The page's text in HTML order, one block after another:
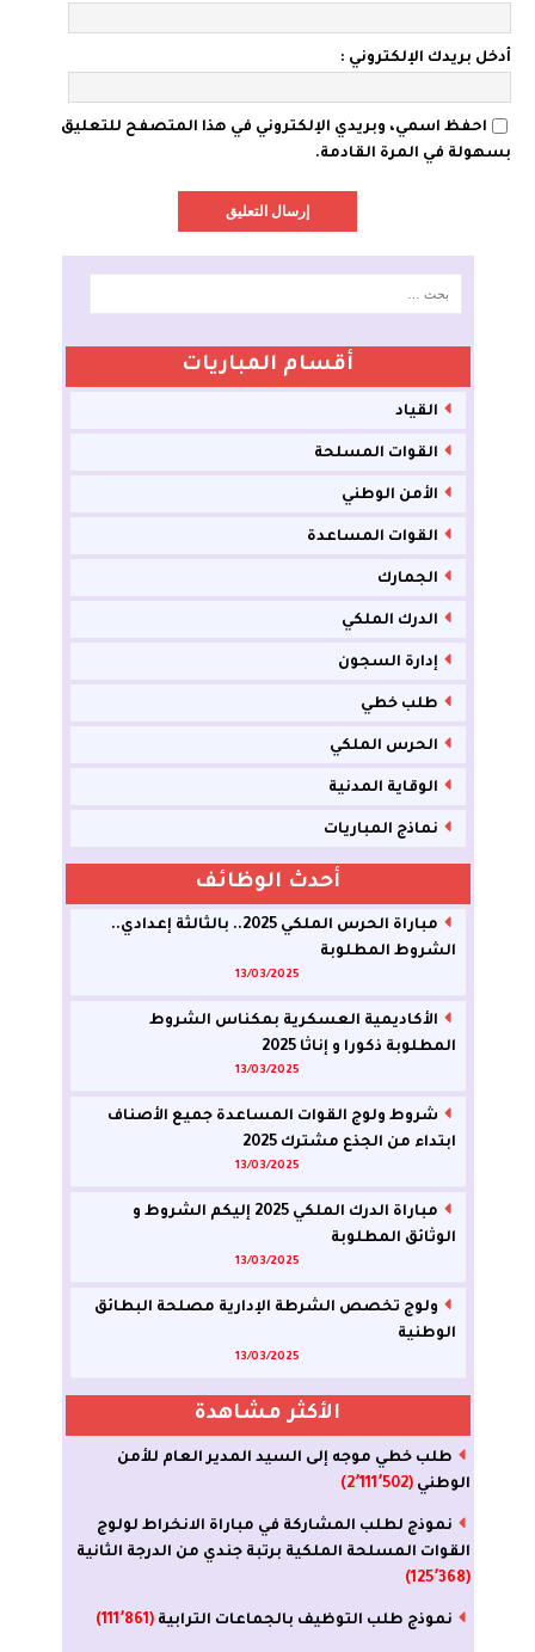
أدخل بريدك الإلكتروني :
احفظ اسمي، وبريدي الإلكتروني في هذا المتصفح للتعليق
بسهولة في المرة القادمة.
أقسام المباريات
القياد
القوات المسلحة
الأمن الوطني
القوات المساعدة
الجمارك
الدرك الملكي
إدارة السجون
طلب خطي
الحرس الملكي
الوقاية المدنية
نماذج المباريات
أحدث الوظائف
مباراة الحرس الملكي 2025.. بالثالثة إعدادي..
الشروط المطلوبة
13/03/2025
الأكاديمية العسكرية بمكناس الشروط
المطلوبة ذكورا و إناثا 2025
13/03/2025
شروط ولوج القوات المساعدة جميع الأصناف
ابتداء من الجذع مشترك 2025
13/03/2025
مباراة الدرك الملكي 2025 إليكم الشروط و
الوثائق المطلوبة
13/03/2025
ولوج تخصص الشرطة الإدارية مصلحة البطائق
الوطنية
13/03/2025
الأكثر مشاهدة
طلب خطي موجه إلى السيد المدير العام للأمن
الوطني (2٬111٬502)
نموذج لطلب المشاركة في مباراة الانخراط لولوج
القوات المسلحة الملكية برتبة جندي من الدرجة الثانية
(125٬368)
نموذج طلب التوظيف بالجماعات الترابية (111٬861)